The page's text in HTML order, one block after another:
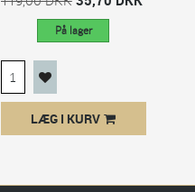
På lager
LÆG I KURV